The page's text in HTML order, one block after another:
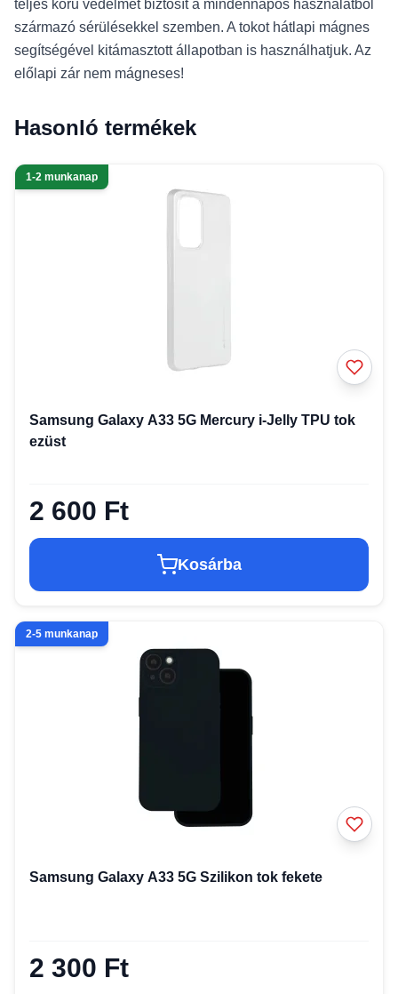
teljes körű védelmet biztosít a mindennapos használatból
származó sérülésekkel szemben. A tokot hátlapi mágnes
segítségével kitámasztott állapotban is használhatjuk. Az
előlapi zár nem mágneses!
Hasonló termékek
1-2 munkanap
Samsung Galaxy A33 5G Mercury i-Jelly TPU tok
ezüst
2 600 Ft
Kosárba
2-5 munkanap
Samsung Galaxy A33 5G Szilikon tok fekete
2 300 Ft